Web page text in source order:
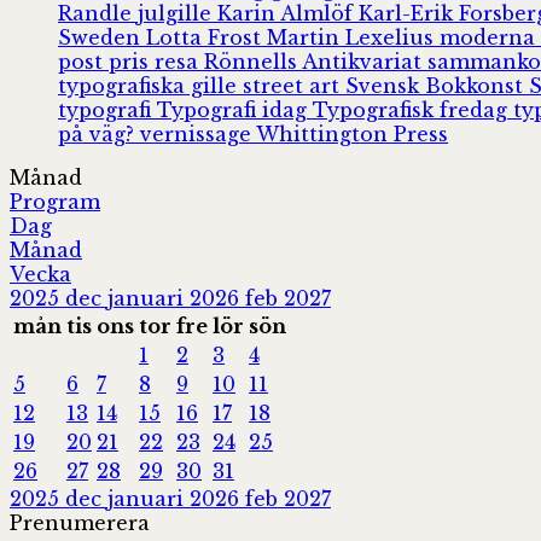
Randle julgille Karin Almlöf Karl-Erik
Sweden Lotta Frost Martin Lexelius moderna
post pris resa Rönnells Antikvariat
typografiska gille street art Svensk Bokkonst
typografi Typografi idag Typografisk fredag
på väg?vernissage Whittington Press
Månad
Program
Dag
Månad
Vecka
2025 dec januari 2026 feb 2027
mån tis ons tor fre lör sön
1
2 3
4
5
6 7 8 9 10
11
12
13 14 15 16 17
18
19
20 21 22 23 24 25
26
27 28 29 30 31
2025 dec januari 2026 feb 2027
Prenumerera